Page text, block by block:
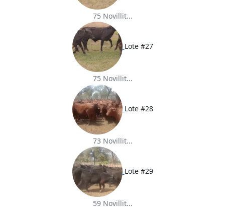
75 Novillit...
Lote #27
75 Novillit...
Lote #28
73 Novillit...
Lote #29
59 Novillit...